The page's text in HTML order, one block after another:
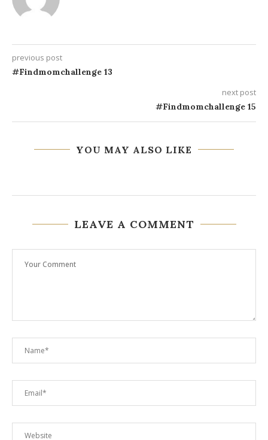
previous post
#Findmomchallenge 13
next post
#Findmomchallenge 15
YOU MAY ALSO LIKE
LEAVE A COMMENT